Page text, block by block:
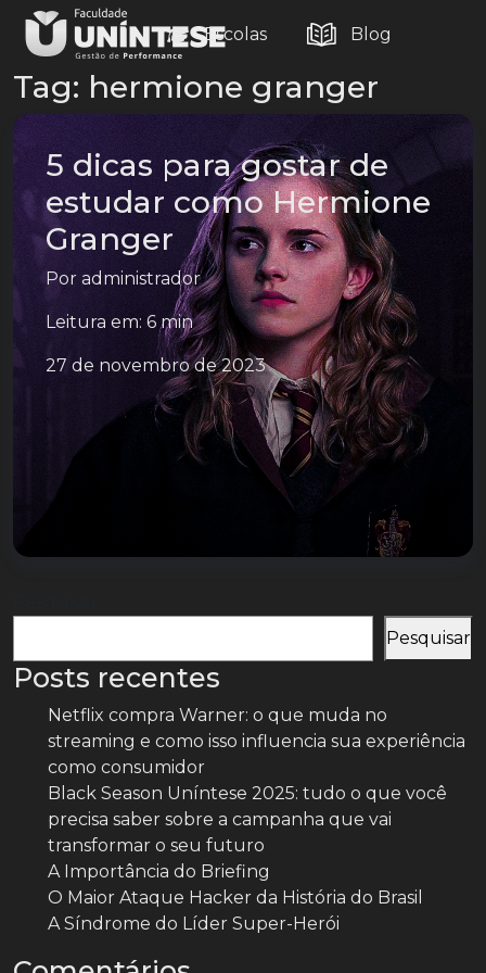
Escolas Blog
Tag: hermione granger
5 dicas para gostar de
estudar como Hermione
Granger
Por administrador
Leitura em: 6 min
27 de novembro de 2023
Pesquisar
Posts recentes
Netflix compra Warner: o que muda no
streaming e como isso influencia sua experiência
como consumidor
Black Season Uníntese 2025: tudo o que você
precisa saber sobre a campanha que vai
transformar o seu futuro
A Importância do Briefing
O Maior Ataque Hacker da História do Brasil
A Síndrome do Líder Super-Herói